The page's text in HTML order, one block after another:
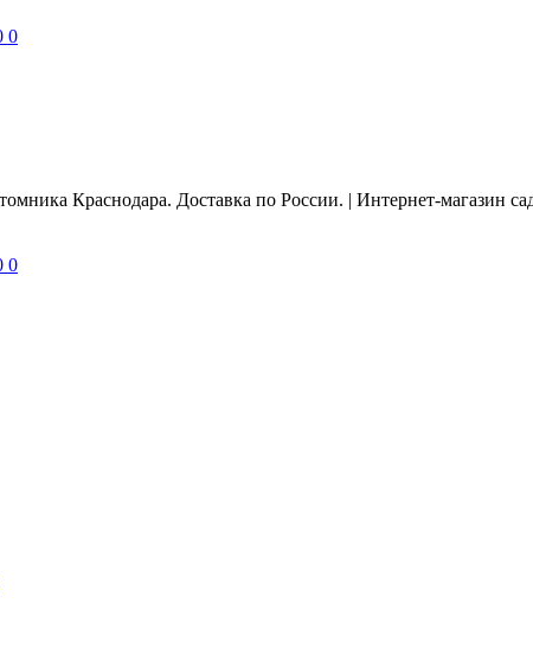
0
Краснодара. Доставка по России. | Интернет-магазин
0